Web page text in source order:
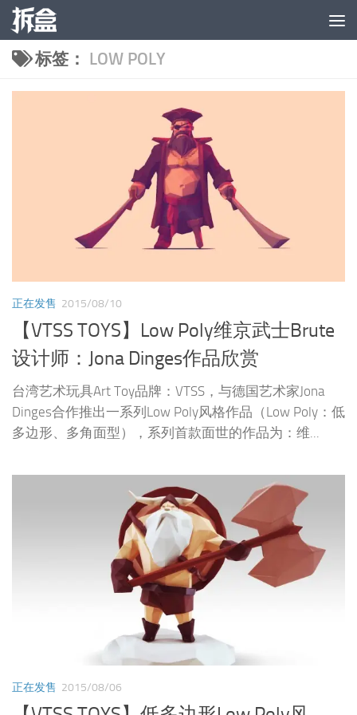
跳至内容
标签： LOW POLY
正在发售 2015/08/10
【VTSS TOYS】Low Poly维京武士Brute
设计师：Jona Dinges作品欣赏
台湾艺术玩具Art Toy品牌：VTSS，与德国艺术家Jona
Dinges合作推出一系列Low Poly风格作品（Low Poly：低
多边形、多角面型），系列首款面世的作品为：维...
正在发售 2015/08/06